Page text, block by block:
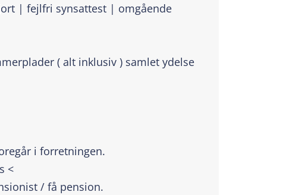
| fejlfri synsattest | omgående
( alt inklusiv ) samlet ydelse
i forretningen.
<
/ få pension.